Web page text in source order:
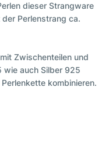
dieser Strangware
Perlenstrang ca.
Zwischenteilen und
wie auch Silber 925
kombinieren.